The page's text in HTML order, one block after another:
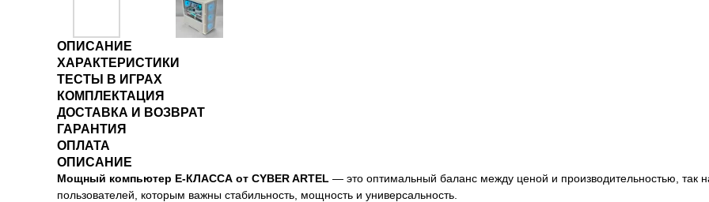
ОПИСАНИЕ
ХАРАКТЕРИСТИКИ
ТЕСТЫ В ИГРАХ
КОМПЛЕКТАЦИЯ
ДОСТАВКА И ВОЗВРАТ
ГАРАНТИЯ
ОПЛАТА
ОПИСАНИЕ
Мощный компьютер E-КЛАССА от CYBER ARTEL — это оптимальный баланс между ценой и производительностью, так
пользователей, которым важны стабильность, мощность и универсальность.